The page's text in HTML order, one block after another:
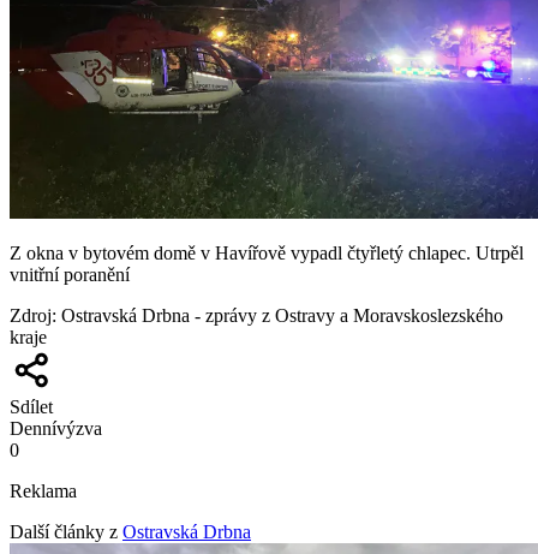
Z okna v bytovém domě v Havířově vypadl čtyřletý chlapec. Utrpěl
vnitřní poranění
Zdroj: Ostravská Drbna - zprávy z Ostravy a Moravskoslezského
kraje
Sdílet
Dennívýzva
0
Reklama
Další články z Ostravská Drbna